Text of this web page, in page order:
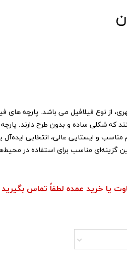
از نوع فیلافیل می باشد. پارچه های
که شکلی ساده و بدون طرح دارند.
مناسب و ایستایی عالی، انتخابی ایده‌آل
مناسب برای استفاده در
یا خرید عمده لطفاً تماس بگیرید